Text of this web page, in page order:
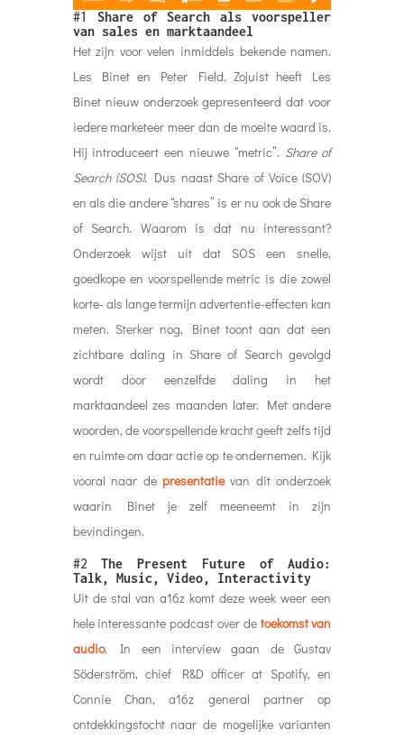
#1 Share of Search als voorspeller
van sales en marktaandeel
Het zijn voor velen inmiddels bekende namen.
Les Binet en Peter Field. Zojuist heeft Les
Binet nieuw onderzoek gepresenteerd dat voor
iedere marketeer meer dan de moeite waard is.
Hij introduceert een nieuwe “metric”. Share of
Search (SOS). Dus naast Share of Voice (SOV)
en als die andere “shares” is er nu ook de Share
of Search. Waarom is dat nu interessant?
Onderzoek wijst uit dat SOS een snelle,
goedkope en voorspellende metric is die zowel
korte- als lange termijn advertentie-effecten kan
meten. Sterker nog, Binet toont aan dat een
zichtbare daling in Share of Search gevolgd
wordt door eenzelfde daling in het
marktaandeel zes maanden later. Met andere
woorden, de voorspellende kracht geeft zelfs tijd
en ruimte om daar actie op te ondernemen. Kijk
vooral naar de presentatievan dit onderzoek
waarin Binet je zelf meeneemt in zijn
bevindingen.
#2The Present Future of Audio:
Talk, Music, Video, Interactivity
Uit de stal van a16z komt deze week weer een
hele interessante podcast over de toekomst van
audio. In een interview gaan de Gustav
Söderström, chief R&D officer at Spotify, en
Connie Chan, a16z general partner op
ontdekkingstocht naar de mogelijke varianten